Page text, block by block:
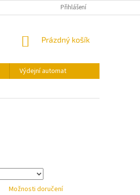
VÝDEJNÍ AUTOMAT
Přihlášení
NÁKUPNÍ
Prázdný košík
Výdejní automat
Možnosti doručení